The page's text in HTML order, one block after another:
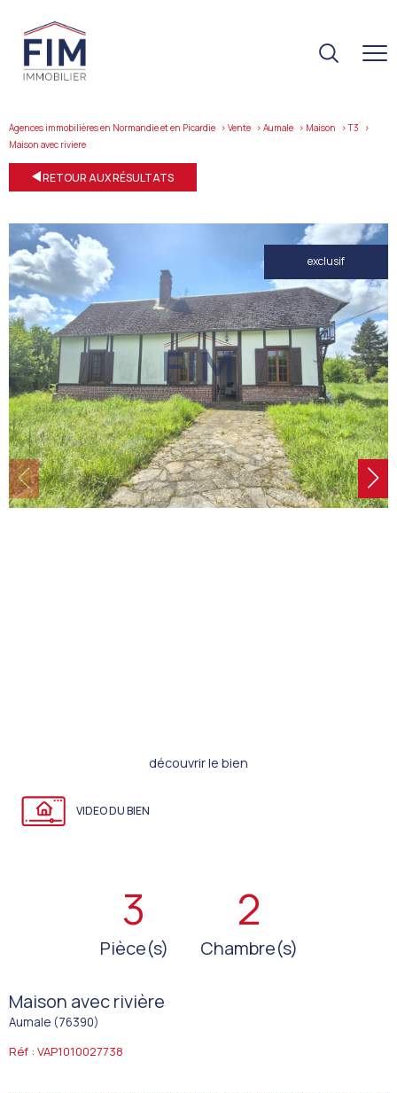
Agences immobilières en Normandie et en Picardie Vente Aumale Maison
T3
maison avec riviere
RETOUR AUX RÉSULTATS
exclusif
découvrir le bien
VIDEO DU BIEN
3
Pièce(s)
2
Chambre(s)
Maison avec rivière
Aumale (76390)
Réf : VAP1010027738